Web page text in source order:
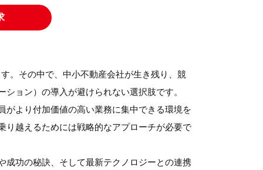
。その中で、中小不動産会社が生き残り、競
ョン）の導入が避けられない選択肢です。
がより付加価値の高い業務に集中できる環境を
り越えるためには戦略的なアプローチが必要で
成功の秘訣、そして最新テクノロジーとの連携